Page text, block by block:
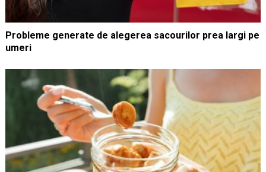
Probleme generate de alegerea sacourilor prea largi pe
umeri